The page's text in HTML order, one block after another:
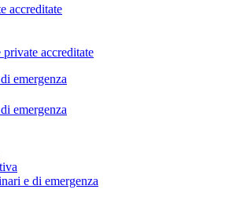
accreditate
private accreditate
emergenza
emergenza
e di emergenza